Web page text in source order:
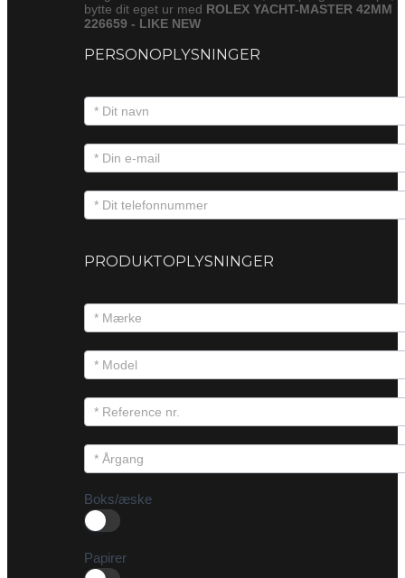
bytte dit eget ur med ROLEX YACHT-MASTER 42MM
226659 - LIKE NEW
PERSONOPLYSNINGER
PRODUKTOPLYSNINGER
Boks/æske
Papirer